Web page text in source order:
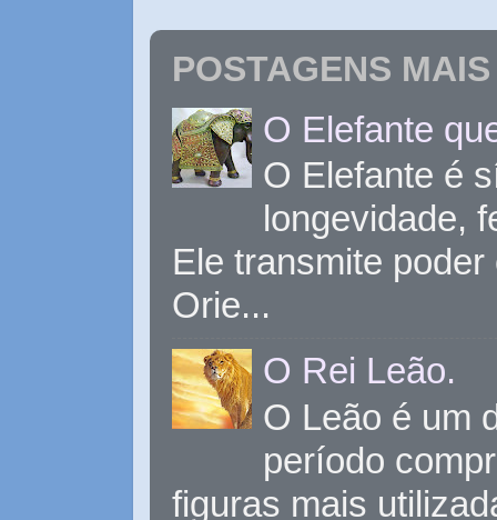
POSTAGENS
O Elefante
O Elefante é
longevidade,
Ele transmite
Orie...
O Rei Leão.
O Leão é um
período
figuras mais